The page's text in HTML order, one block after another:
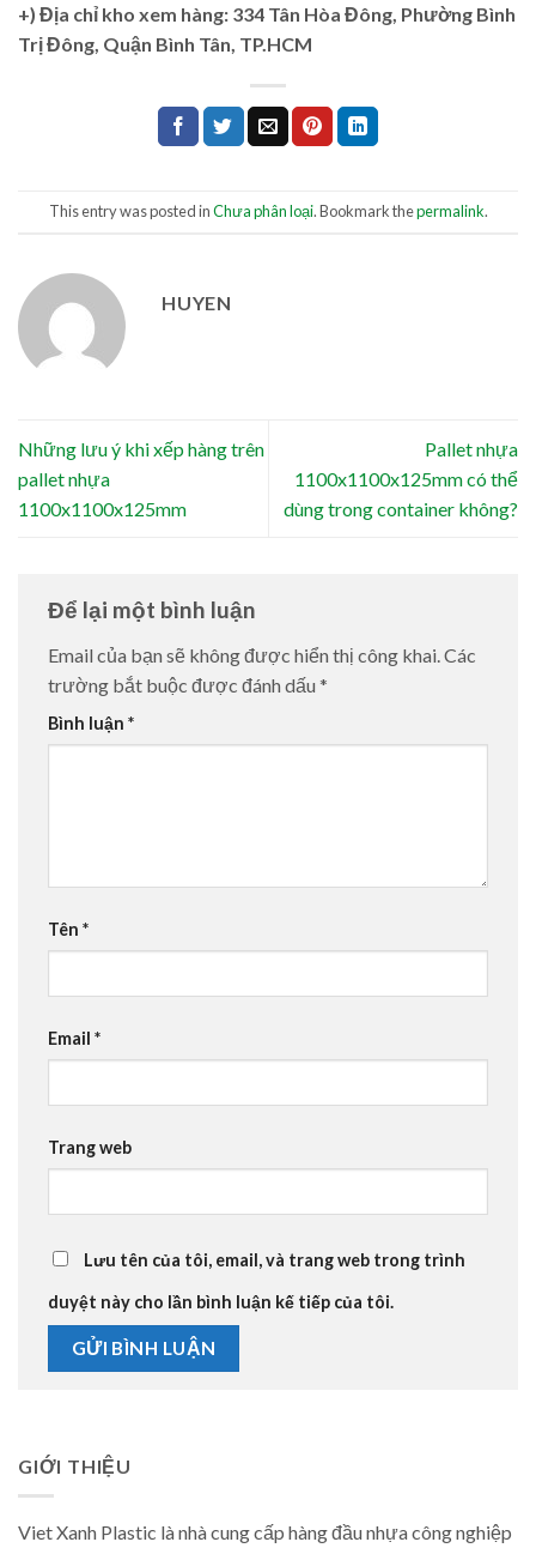
+) Địa chỉ kho xem hàng: 334 Tân Hòa Đông, Phường Bình
Trị Đông, Quận Bình Tân, TP.HCM
This entry was posted inChưa phân loại. Bookmark thepermalink.
HUYEN
Những lưu ý khi xếp hàng trên
pallet nhựa
1100x1100x125mm
Pallet nhựa
1100x1100x125mm có thể
dùng trong container không?
Để lại một bình luận
Email của bạn sẽ không được hiển thị công khai.Các
trường bắt buộc được đánh dấu *
Bình luận *
Tên *
Email *
Trang web
Lưu tên của tôi, email, và trang web trong trình
duyệt này cho lần bình luận kế tiếp của tôi.
GIỚI THIỆU
Viet Xanh Plastic là nhà cung cấp hàng đầu nhựa công nghiệp